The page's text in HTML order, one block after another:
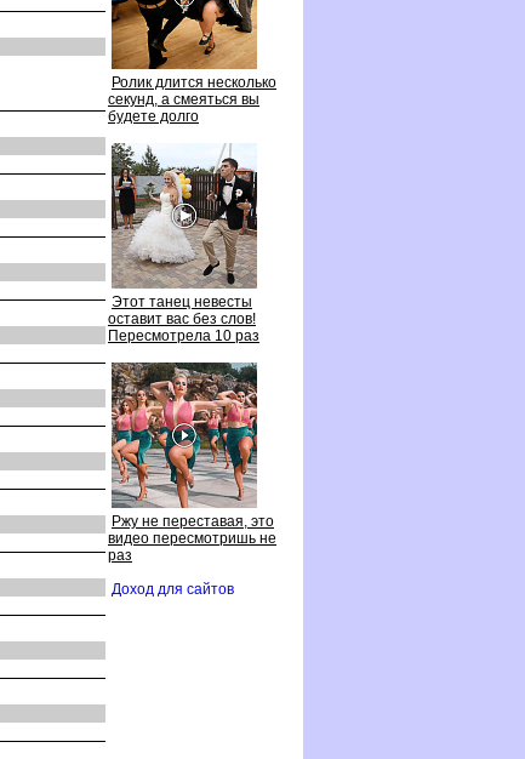
Ролик длится несколько
секунд, а смеяться вы
удете долго
Этот танец невесты
оставит вас без слов!
Пересмотрела 10 раз
Ржу не переставая, это
идео пересмотришь не
раз
Доход для сайто